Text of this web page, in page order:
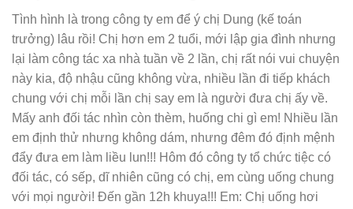
Tình hình là trong công ty em để ý chị Dung (kế toán
trưởng) lâu rồi! Chị hơn em 2 tuổi, mới lập gia đình nhưng
lại làm công tác xa nhà tuần về 2 lần, chị rất nói vui chuyện
này kia, độ nhậu cũng không vừa, nhiều lần đi tiếp khách
chung với chị mỗi lần chị say em là người đưa chị ấy về.
Mấy anh đối tác nhìn còn thèm, huống chi gì em! Nhiều lần
em định thử nhưng không dám, nhưng đêm đó định mệnh
đẩy đưa em làm liều lun!!! Hôm đó công ty tổ chức tiệc có
đối tác, có sếp, dĩ nhiên cũng có chị, em cùng uống chung
với mọi người! Đến gần 12h khuya!!! Em: Chị uống hơi